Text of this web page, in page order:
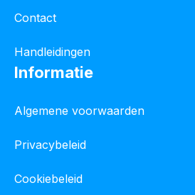
Contact
Handleidingen
Informatie
Algemene voorwaarden
Privacybeleid
Cookiebeleid